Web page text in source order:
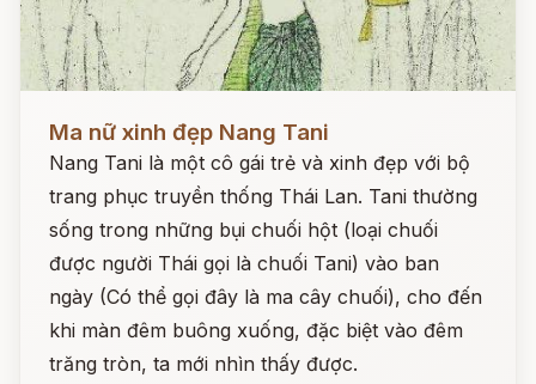
Ma nữ xinh đẹp Nang Tani
Nang Tani là một cô gái trẻ và xinh đẹp với bộ
trang phục truyền thống Thái Lan. Tani thường
sống trong những bụi chuối hột (loại chuối
được người Thái gọi là chuối Tani) vào ban
ngày (Có thể gọi đây là ma cây chuối), cho đến
khi màn đêm buông xuống, đặc biệt vào đêm
trăng tròn, ta mới nhìn thấy được.